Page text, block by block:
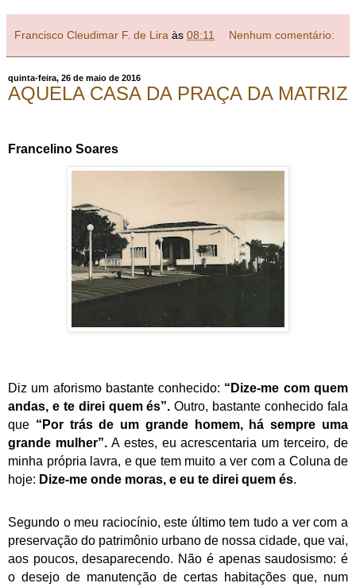
Francisco Cleudimar F. de Lira às 08:11 Nenhum comentário:
quinta-feira, 26 de maio de 2016
AQUELA CASA DA PRAÇA DA MATRIZ
Francelino Soares
Diz um aforismo bastante conhecido: “Dize-me com quem
andas, e te direi quem és”. Outro, bastante conhecido fala
que “Por trás de um grande homem, há sempre uma
grande mulher”.A estes, eu acrescentaria um terceiro, de
minha própria lavra, e que tem muito a ver com a Coluna de
hoje: Dize-me onde moras, e eu te direi quem és.
Segundo o meu raciocínio, este último tem tudo a ver com a
preservação do patrimônio urbano de nossa cidade, que vai,
aos poucos, desaparecendo. Não é apenas saudosismo: é
o desejo de manutenção de certas habitações que, num